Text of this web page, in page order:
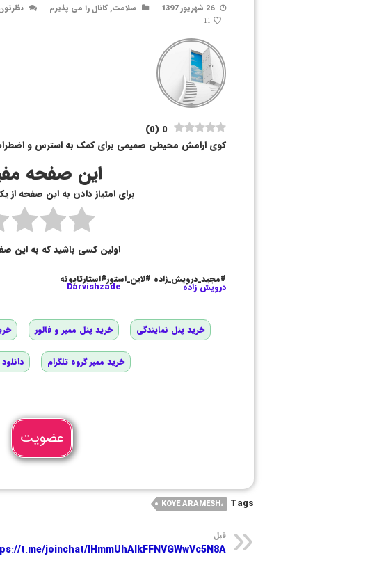
26 شهریور 1397 سلامت,کانال را می پذیرم
11
0
(
0
)
کوی ارامش محیطی صمیمی برای کمک به استرس و
این صفحه
برای امتیاز دادن به این صفحه از
اولین کسی باشید که به این
#مجید_درویش_زاده #لاین_استور#استارتاپونه
درویش زاده Darvishzade
خرید پنل نمایندگی خرید پنل ممبر و فالور
خرید ممبر گروه تلگرام
عضویت
Tags ،KOYE ARAMESH
قبل
t.me/joinchat/IHmmUhAlkFFNVGWwVc5N8A